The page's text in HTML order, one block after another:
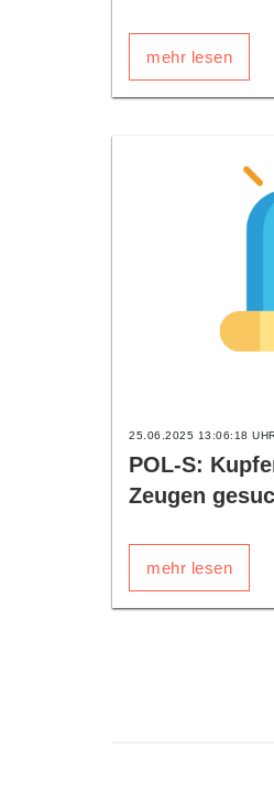
mehr lesen
25.06.2025 13:06:18
POL-S:
Zeugen
mehr lesen